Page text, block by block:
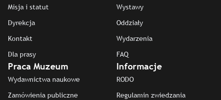
Misja i statut
Dyrekcja
Kontakt
Dla prasy
Wystawy
Oddziały
Wydarzenia
FAQ
Praca Muzeum
Wydawnictwa naukowe
Zamówienia publiczne
Informacje
RODO
Regulamin zwiedzania